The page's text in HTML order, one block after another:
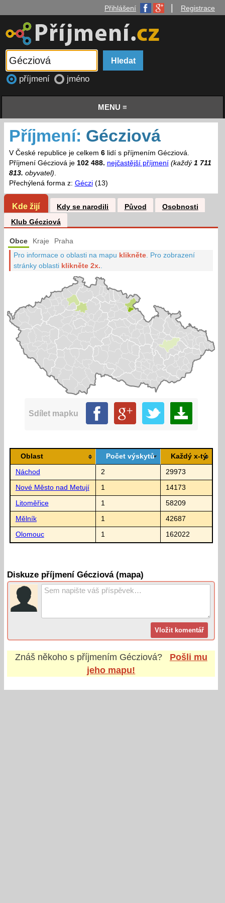
Přihlášení Registrace
příjmení jméno
MENU ≡
Příjmení: Gécziová
V České republice je celkem 6lidí s příjmením Gécziová.
Příjmení Gécziová je 102 488. nejčastější příjmení (každý 1 711
813. obyvatel).
Přechýlená forma z: Géczi(13)
Kde žijí Kdy se narodili Původ
Osobnosti
Klub Gécziová
Obce Kraje Praha
Pro informace o oblasti na mapu klikněte Pro zobrazení
stránky oblasti klikněte 2x.
Sdílet mapku
Oblast Počet výskytů Každý x-tý
Náchod 2 29973
Nové Město nad Metují 1 14173
Litoměřice 1 58209
Mělník 1 42687
Olomouc 1 162022
Diskuze příjmení Gécziová (mapa)
Znáš někoho s příjmením Gécziová?
Pošli mu
jeho mapu!